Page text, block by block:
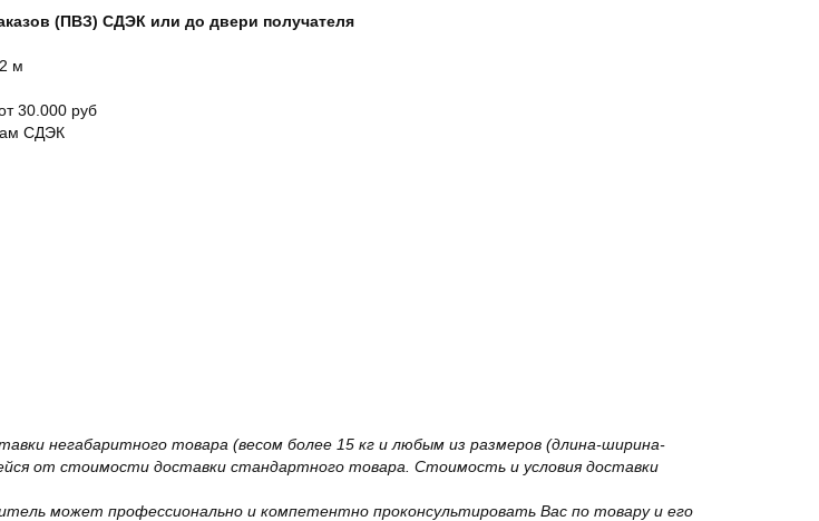
(ПВЗ) СДЭК или до двери получателя
м
30.000 руб
СДЭК
негабаритного товара (весом более 15 кг и любым из размеров (длина-ширина-
от стоимости доставки стандартного товара. Стоимость и условия доставки
может профессионально и компетентно проконсультировать Вас по товару и его